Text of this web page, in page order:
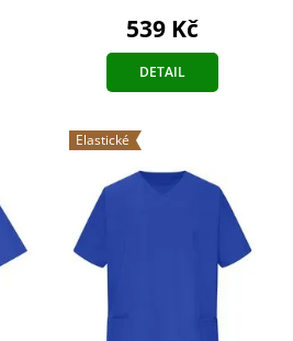
539 Kč
DETAIL
Elastické